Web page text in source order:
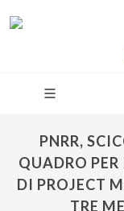
PNRR,
QUADRO PER
DI PROJECT
TRE